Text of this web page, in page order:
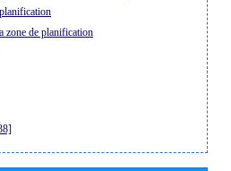
zone de planification